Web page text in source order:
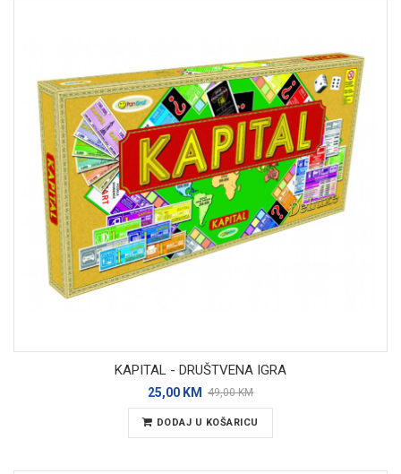
KAPITAL - DRUŠTVENA IGRA
25,00 KM 49,00 KM
DODAJ U KOŠARICU